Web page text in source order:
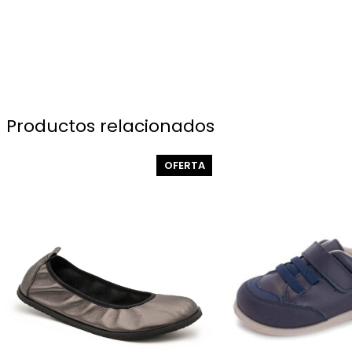
Productos relacionados
OFERTAPRODUCTO
EN